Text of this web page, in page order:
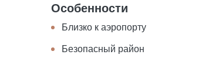
Особенности
Близко к аэропорту
Безопасный район